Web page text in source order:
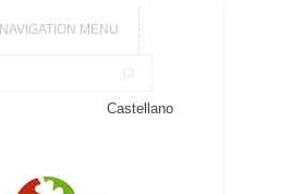
NAVIGATION MENU
Castellano